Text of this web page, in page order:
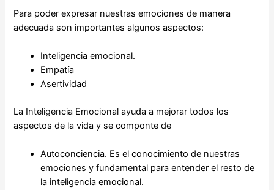
Para poder expresar nuestras emociones de manera
adecuada son importantes algunos aspectos:
Inteligencia emocional.
Empatía
Asertividad
La Inteligencia Emocional ayuda a mejorar todos los
aspectos de la vida y se componte de
Autoconciencia. Es el conocimiento de nuestras
emociones y fundamental para entender el resto de
la inteligencia emocional.